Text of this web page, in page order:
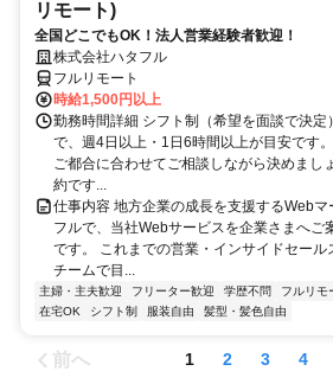
リモート)
全国どこでもOK！法人営業経験者歓迎！
株式会社ハタフル
フルリモート
時給1,500円以上
勤務時間詳細 シフト制（希望を面談で決
で、週4日以上・1日6時間以上が目安です
ご都合に合わせてご相談しながら決めま
約です...
仕事内容 地方企業の成長を支援するWebマ
フルで、当社Webサービスを企業さまへご
です。 これまでの営業・インサイドセール
チームで目...
主婦・主夫歓迎 フリーター歓迎 学歴不問 フルリモ
在宅OK
シフト制 服装自由 髪型・髪色自由
前へ 1 2 3 4